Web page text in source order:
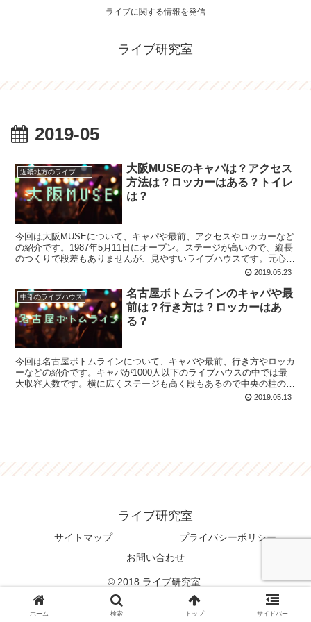
ライブに関する情報を発信
ライブ研究室
2019-05
近畿地方のライブハウス
大阪MUSEのキャパは？アクセス
方法は？ロッカーはある？トイレ
は？
今回は大阪MUSEについて、キャパや最前、アクセスやロッカーなど
の紹介です。1987年5月11日にオープン。ステージが高いので、縦長
のつくりで段差もありませんが、見やすいライブハウスです。元心斎
橋ミューズホールで、大阪ミューズに名前が変わりました。2019.05.23
中部のライブハウス
名古屋ボトムラインのキャパや最
前は？行き方は？ロッカーはあ
る？
今回は名古屋ボトムラインについて、キャパや最前、行き方やロッカ
ーなどの紹介です。キャパが1000人以下のライブハウスの中では最
大収容人数です。横に広くステージも高く段もあるので中央の柱の位
置に気を付けて場所を選べば見やすいライブハウスです。 2019.05.13
ライブ研究室
サイトマップ
プライバシーポリシー
お問い合わせ
© 2018 ライブ研究室.
ホーム 検索 トップ サイドバー